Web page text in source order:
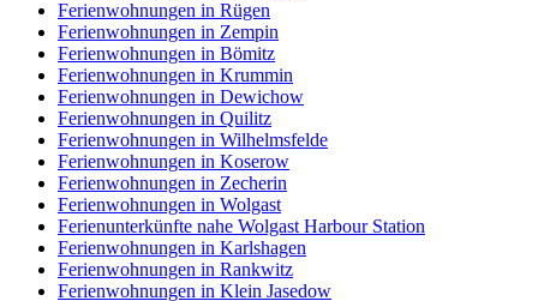
Ferienwohnungen in Rügen
Ferienwohnungen in Zempin
Ferienwohnungen in Bömitz
Ferienwohnungen in Krummin
Ferienwohnungen in Dewichow
Ferienwohnungen in Quilitz
Ferienwohnungen in Wilhelmsfelde
Ferienwohnungen in Koserow
Ferienwohnungen in Zecherin
Ferienwohnungen in Wolgast
Ferienunterkünfte nahe Wolgast Harbour Station
Ferienwohnungen in Karlshagen
Ferienwohnungen in Rankwitz
Ferienwohnungen in Klein Jasedow